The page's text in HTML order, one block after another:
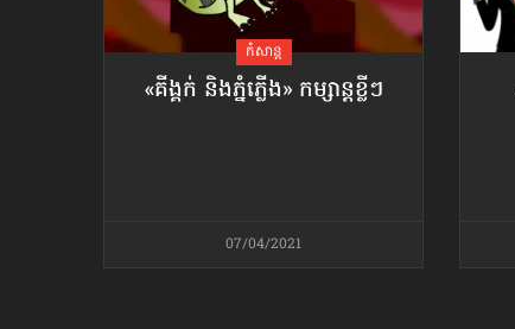
កំសាន្ដ
«គីង្គក់ និងភ្នំភ្លើង» កម្សាន្ដខ្លីៗ
07/04/2021
អឹមបាពេ ប្រកាសជាផ្លូវការ
ចាកចេញពីក្រុម ប៉ារីស